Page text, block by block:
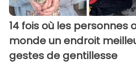
14 fois où les personnes
monde un endroit
gestes de gentillesse